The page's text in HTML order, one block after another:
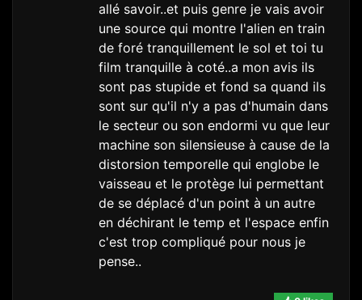
allé savoir..et puis genre je vais avoir
une source qui montre l'alien en train
de foré tranquillement le sol et toi tu
film tranquille à coté..a mon avis ils
sont pas stupide et fond sa quand ils
sont sur qu'il n'y a pas d'humain dans
le secteur ou son endormi vu que leur
machine son silensieuse à cause de la
distorsion temporelle qui englobe le
vaisseau et le protège lui permettant
de se déplacé d'un point à un autre
en déchirant le temp et l'espace enfin
c'est trop compliqué pour nous je
pense..